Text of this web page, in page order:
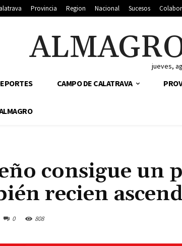
Provincia Region Nacional Sucesos
jueves,
CAMPO DE CALATRAVA
consigue un
recien
0 808